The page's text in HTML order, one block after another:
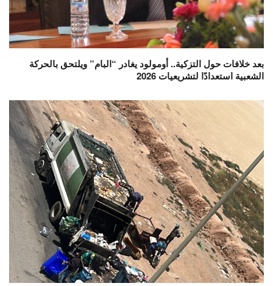
بعد خلافات حول التزكية.. أومولود يغادر “البام” ويلتحق بالحركة
الشعبية استعدادًا لتشريعيات 2026